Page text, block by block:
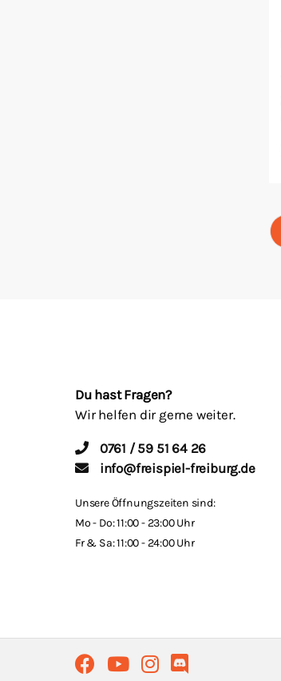
Du hast Fragen?
Wir helfen dir gerne weiter.
0761 / 59 51 64 26
info@freispiel-freiburg.de
Unsere Öffnungszeiten sind:
Mo - Do: 11:00 - 23:00 Uhr
Fr & Sa: 11:00 - 24:00 Uhr